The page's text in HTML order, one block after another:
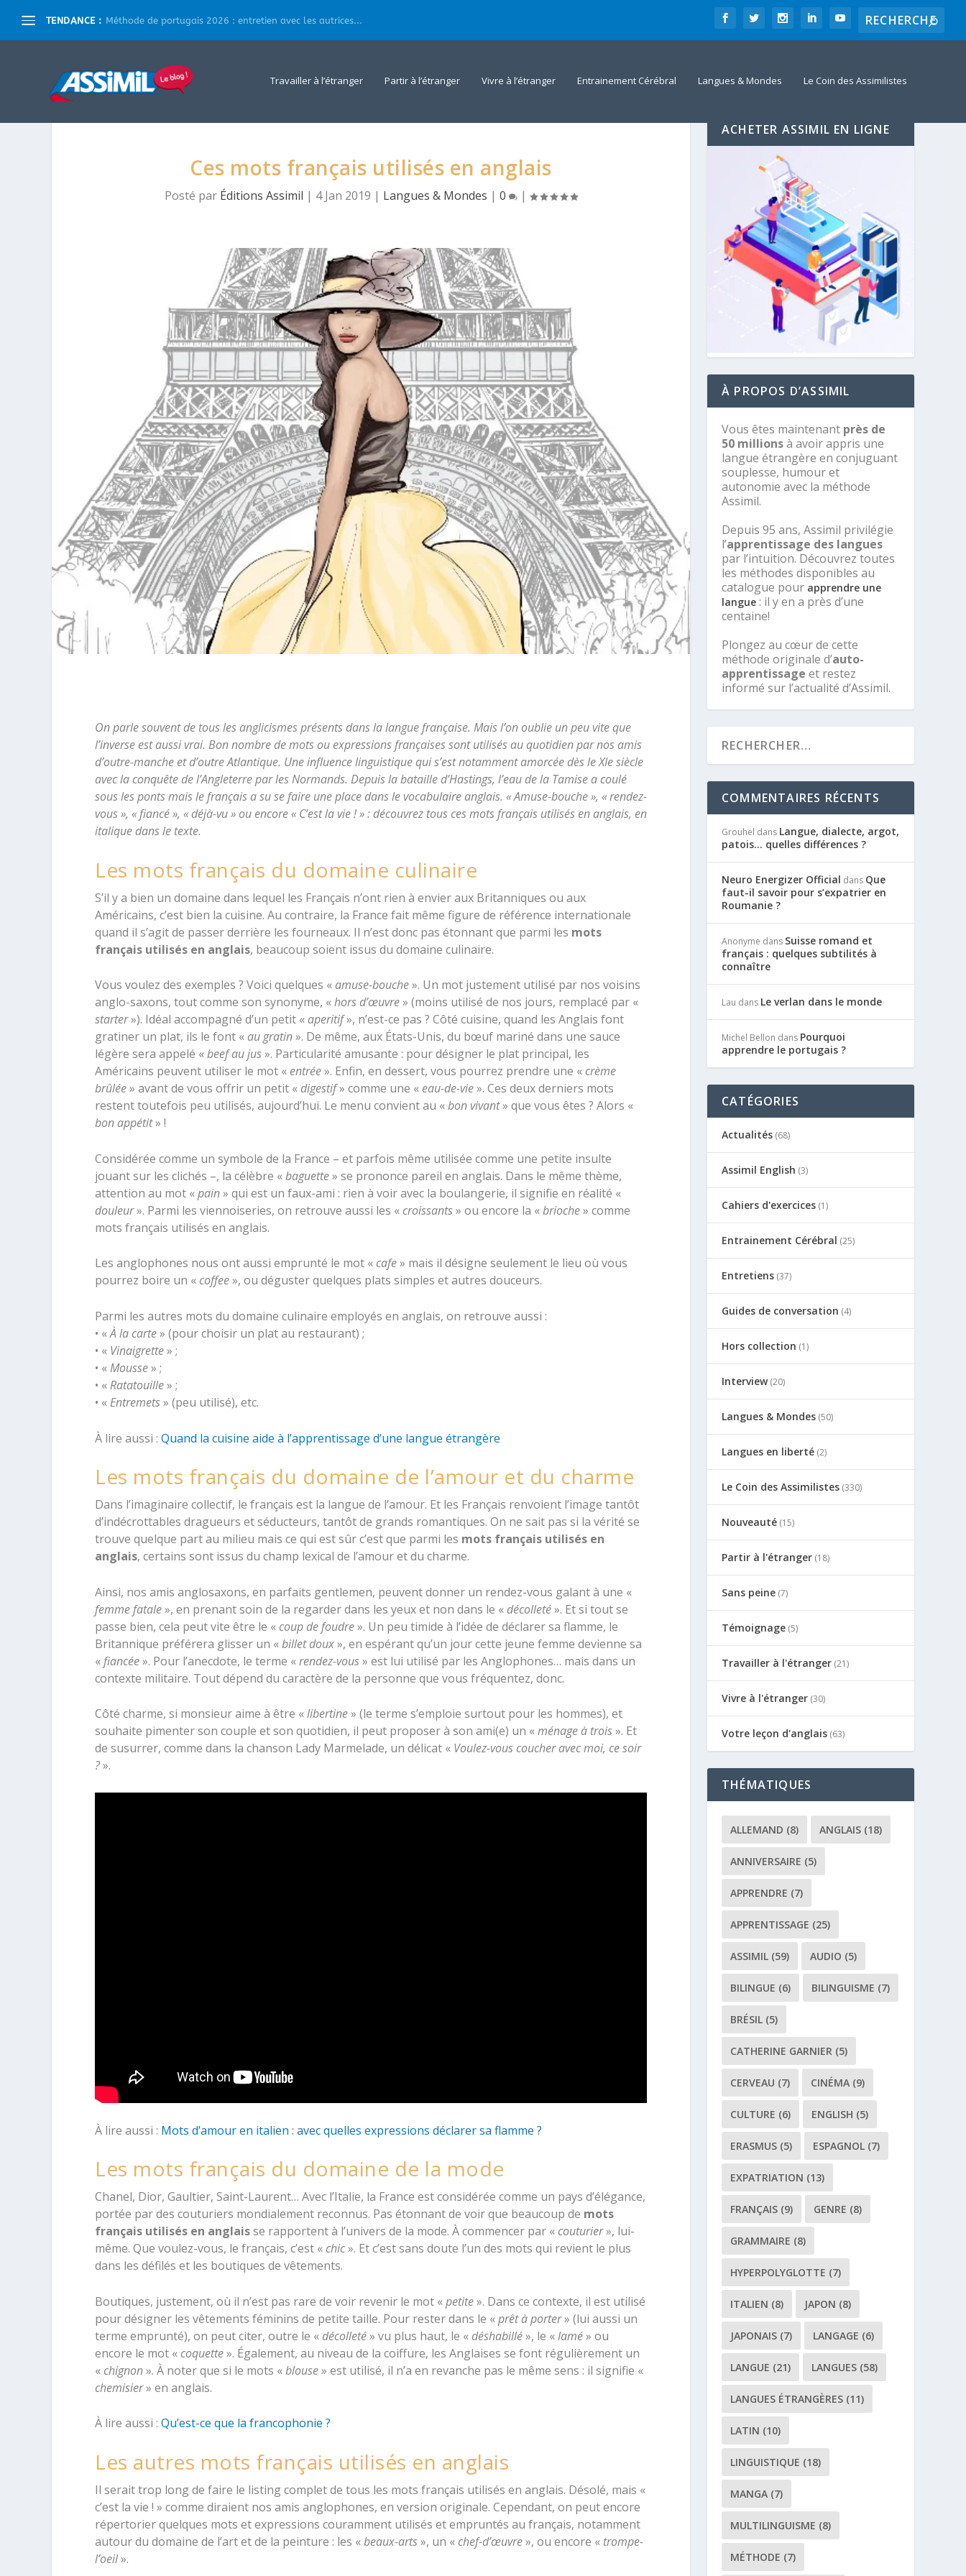
TENDANCE : Méthode de portugais 2026 : entretien avec les autrices...
Travailler à l’étranger Partir à l’étranger Vivre à l’étranger Entrainement Cérébral Langues & Mondes Le Coin des Assimilistes
Ces mots français utilisés en anglais
Posté par Éditions Assimil | 4 Jan 2019 | Langues & Mondes | 0 |
On parle souvent de tous les anglicismes présents dans la langue française. Mais l’on oublie un peu vite que
l’inverse est aussi vrai. Bon nombre de mots ou expressions françaises sont utilisés au quotidien par nos amis
d’outre-manche et d’outre Atlantique. Une influence linguistique qui s’est notamment amorcée dès le XIe siècle
avec la conquête de l’Angleterre par les Normands. Depuis la bataille d’Hastings, l’eau de la Tamise a coulé
sous les ponts mais le français a su se faire une place dans le vocabulaire anglais. « Amuse-bouche », « rendez-
vous », « fiancé », « déjà-vu » ou encore « C’est la vie ! » : découvrez tous ces mots français utilisés en anglais, en
italique dans le texte.
Les mots français du domaine culinaire
S’il y a bien un domaine dans lequel les Français n’ont rien à envier aux Britanniques ou aux
Américains, c’est bien la cuisine. Au contraire, la France fait même figure de référence internationale
quand il s’agit de passer derrière les fourneaux. Il n’est donc pas étonnant que parmi les mots
français utilisés en anglais, beaucoup soient issus du domaine culinaire.
Vous voulez des exemples ? Voici quelques « amuse-bouche». Un mot justement utilisé par nos voisins
anglo-saxons, tout comme son synonyme, «hors d’œuvre» (moins utilisé de nos jours, remplacé par «
starter»). Idéal accompagné d’un petit « aperitif», n’est-ce pas ? Côté cuisine, quand les Anglais font
gratiner un plat, ils le font « au gratin». De même, aux États-Unis, du bœuf mariné dans une sauce
légère sera appelé «beef au jus». Particularité amusante : pour désigner le plat principal, les
Américains peuvent utiliser le mot « entrée». Enfin, en dessert, vous pourrez prendre une « crème
brûlée» avant de vous offrir un petit « digestif» comme une « eau-de-vie». Ces deux derniers mots
restent toutefois peu utilisés, aujourd’hui. Le menu convient au «bon vivant» que vous êtes ? Alors «
bon appétit» !
Considérée comme un symbole de la France – et parfois même utilisée comme une petite insulte
jouant sur les clichés –, la célèbre «baguette» se prononce pareil en anglais. Dans le même thème,
attention au mot «pain» qui est un faux-ami : rien à voir avec la boulangerie, il signifie en réalité «
douleur». Parmi les viennoiseries, on retrouve aussi les « croissants» ou encore la «brioche» comme
mots français utilisés en anglais.
Les anglophones nous ont aussi emprunté le mot « cafe» mais il désigne seulement le lieu où vous
pourrez boire un « coffee», ou déguster quelques plats simples et autres douceurs.
Parmi les autres mots du domaine culinaire employés en anglais, on retrouve aussi :
• «À la carte» (pour choisir un plat au restaurant) ;
• « Vinaigrette» ;
• «Mousse» ;
• «Ratatouille» ;
• «Entremets» (peu utilisé), etc.
À lire aussi : Quand la cuisine aide à l’apprentissage d’une langue étrangère
Les mots français du domaine de l’amour et du charme
Dans l’imaginaire collectif, le français est la langue de l’amour. Et les Français renvoient l’image tantôt
d’indécrottables dragueurs et séducteurs, tantôt de grands romantiques. On ne sait pas si la vérité se
trouve quelque part au milieu mais ce qui est sûr c’est que parmi les mots français utilisés en
anglais, certains sont issus du champ lexical de l’amour et du charme.
Ainsi, nos amis anglosaxons, en parfaits gentlemen, peuvent donner un rendez-vous galant à une «
femme fatale», en prenant soin de la regarder dans les yeux et non dans le « décolleté». Et si tout se
passe bien, cela peut vite être le « coup de foudre». Un peu timide à l’idée de déclarer sa flamme, le
Britannique préférera glisser un «billet doux», en espérant qu’un jour cette jeune femme devienne sa
«fiancée». Pour l’anecdote, le terme «rendez-vous» est lui utilisé par les Anglophones… mais dans un
contexte militaire. Tout dépend du caractère de la personne que vous fréquentez, donc.
Côté charme, si monsieur aime à être «libertine» (le terme s’emploie surtout pour les hommes), et
souhaite pimenter son couple et son quotidien, il peut proposer à son ami(e) un «ménage à trois». Et
de susurrer, comme dans la chanson Lady Marmelade, un délicat « Voulez-vous coucher avec moi, ce soir
?».
À lire aussi : Mots d’amour en italien : avec quelles expressions déclarer sa flamme ?
Les mots français du domaine de la mode
Chanel, Dior, Gaultier, Saint-Laurent… Avec l’Italie, la France est considérée comme un pays d’élégance,
portée par des couturiers mondialement reconnus. Pas étonnant de voir que beaucoup de mots
français utilisés en anglaisse rapportent à l’univers de la mode. À commencer par « couturier», lui-
même. Que voulez-vous, le français, c’est « chic». Et c’est sans doute l’un des mots qui revient le plus
dans les défilés et les boutiques de vêtements.
Boutiques, justement, où il n’est pas rare de voir revenir le mot «petite». Dans ce contexte, il est utilisé
pour désigner les vêtements féminins de petite taille. Pour rester dans le «prêt à porter» (lui aussi un
terme emprunté), on peut citer, outre le « décolleté» vu plus haut, le « déshabillé», le «lamé» ou
encore le mot « coquette». Également, au niveau de la coiffure, les Anglaises se font régulièrement un
« chignon». À noter que si le mots «blouse» est utilisé, il n’a en revanche pas le même sens : il signifie «
chemisier» en anglais.
À lire aussi : Qu’est-ce que la francophonie ?
Les autres mots français utilisés en anglais
Il serait trop long de faire le listing complet de tous les mots français utilisés en anglais. Désolé, mais «
c’est la vie ! » comme diraient nos amis anglophones, en version originale. Cependant, on peut encore
répertorier quelques mots et expressions couramment utilisés et empruntés au français, notamment
autour du domaine de l’art et de la peinture : les «beaux-arts», un « chef-d’œuvre», ou encore « trompe-
l’oeil».
ACHETER ASSIMIL EN LIGNE
À PROPOS D’ASSIMIL
Vous êtes maintenant près de
50 millionsà avoir appris une
langue étrangère en conjuguant
souplesse, humour et
autonomie avec la méthode
Assimil.
Depuis 95 ans, Assimil privilégie
l’apprentissage des langues
par l’intuition. Découvrez toutes
les méthodes disponibles au
catalogue pour apprendre une
langue : il y en a près d’une
centaine!
Plongez au cœur de cette
méthode originale d’auto-
apprentissage et restez
informé sur l’actualité d’Assimil.
COMMENTAIRES RÉCENTS
Grouhel dans Langue, dialecte, argot,
patois… quelles différences ?
Neuro Energizer Official dans Que
faut-il savoir pour s’expatrier en
Roumanie ?
Anonyme dans Suisse romand et
français : quelques subtilités à
connaître
Lau dans Le verlan dans le monde
Michel Bellon dans Pourquoi
apprendre le portugais ?
CATÉGORIES
Actualités (68)
Assimil English (3)
Cahiers d'exercices (1)
Entrainement Cérébral (25)
Entretiens (37)
Guides de conversation (4)
Hors collection (1)
Interview(20)
Langues & Mondes (50)
Langues en liberté (2)
Le Coin des Assimilistes (330)
Nouveauté (15)
Partir à l'étranger (18)
Sans peine (7)
Témoignage (5)
Travailler à l'étranger (21)
Vivre à l'étranger (30)
Votre leçon d'anglais (63)
THÉMATIQUES
ALLEMAND (8) ANGLAIS (18)
ANNIVERSAIRE (5)
APPRENDRE (7)
APPRENTISSAGE (25)
ASSIMIL (59) AUDIO (5)
BILINGUE (6) BILINGUISME (7)
BRÉSIL (5)
CATHERINE GARNIER (5)
CERVEAU (7) CINÉMA (9)
CULTURE (6) ENGLISH (5)
ERASMUS (5) ESPAGNOL (7)
EXPATRIATION (13)
FRANÇAIS (9) GENRE (8)
GRAMMAIRE (8)
HYPERPOLYGLOTTE (7)
ITALIEN (8) JAPON (8)
JAPONAIS (7) LANGAGE (6)
LANGUE (21) LANGUES (58)
LANGUES ÉTRANGÈRES (11)
LATIN (10)
LINGUISTIQUE (18)
MANGA (7)
MULTILINGUISME (8)
MÉTHODE (7)